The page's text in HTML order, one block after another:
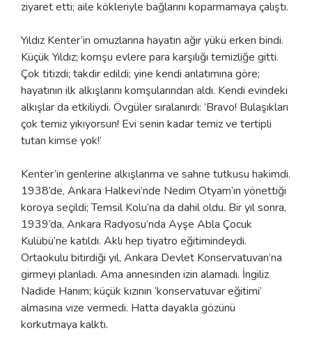
ziyaret etti; aile kökleriyle bağlarını koparmamaya çalıştı.
Yıldız Kenter’in omuzlarına hayatın ağır yükü erken bindi.
Küçük Yıldız; komşu evlere para karşılığı temizliğe gitti.
Çok titizdi; takdir edildi; yine kendi anlatımına göre;
hayatının ilk alkışlarını komşularından aldı. Kendi evindeki
alkışlar da etkiliydi. Övgüler sıralanırdı: ‘Bravo! Bulaşıkları
çok temiz yıkıyorsun! Evi senin kadar temiz ve tertipli
tutan kimse yok!’
Kenter’in genlerine alkışlanma ve sahne tutkusu hakimdi.
1938’de, Ankara Halkevi’nde Nedim Otyam’ın yönettiği
koroya seçildi; Temsil Kolu’na da dahil oldu. Bir yıl sonra,
1939’da, Ankara Radyosu’nda Ayşe Abla Çocuk
Kulübü’ne katıldı. Aklı hep tiyatro eğitimindeydi.
Ortaokulu bitirdiği yıl, Ankara Devlet Konservatuvarı’na
girmeyi planladı. Ama annesinden izin alamadı. İngiliz
Nadide Hanım; küçük kızının ‘konservatuvar eğitimi’
almasına vize vermedi. Hatta dayakla gözünü
korkutmaya kalktı.